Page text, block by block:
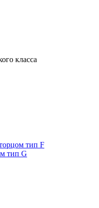
класса
тип F
тип G